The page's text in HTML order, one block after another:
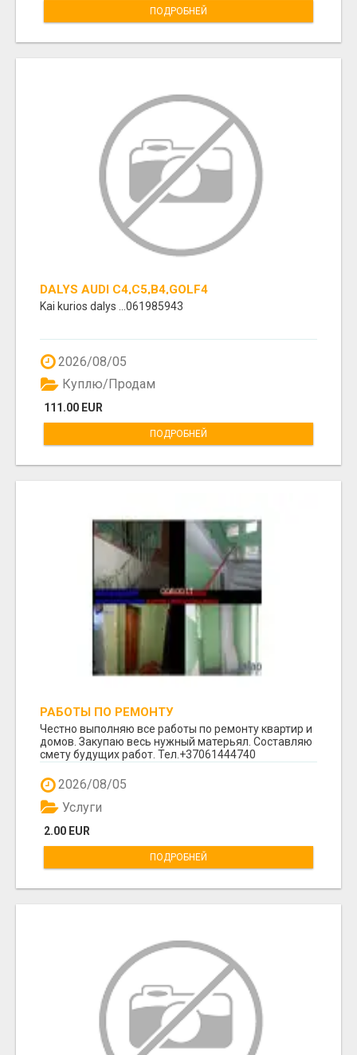
ПОДРОБНЕЙ
DALYS AUDI C4,C5,B4,GOLF4
Kai kurios dalys ...061985943
2026/08/05
111.00 EUR
Куплю/Продам
ПОДРОБНЕЙ
РАБОТЫ ПО РЕМОНТУ
Честно выполняю все работы по ремонту квартир и
домов. Закупаю весь нужный матерьял. Составляю
смету будущих работ. Тел.+37061444740
2026/08/05
2.00 EUR
Услуги
ПОДРОБНЕЙ